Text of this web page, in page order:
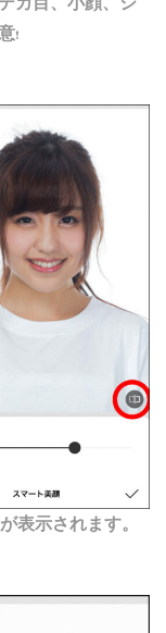
❗️
表示されます。